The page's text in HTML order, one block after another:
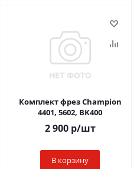
Комплект фрез Champion
4401, 5602, BK400
2 900р/шт
В корзину